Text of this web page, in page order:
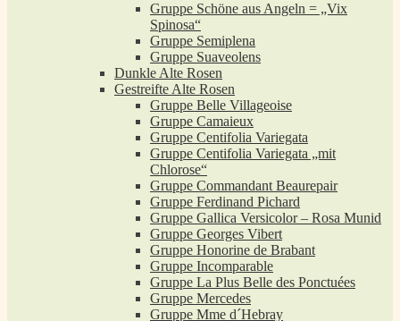
Gruppe Schöne aus Angeln = „Vix
Spinosa“
Gruppe Semiplena
Gruppe Suaveolens
Dunkle Alte Rosen
Gestreifte Alte Rosen
Gruppe Belle Villageoise
Gruppe Camaieux
Gruppe Centifolia Variegata
Gruppe Centifolia Variegata „mit
Chlorose“
Gruppe Commandant Beaurepair
Gruppe Ferdinand Pichard
Gruppe Gallica Versicolor – Rosa Munid
Gruppe Georges Vibert
Gruppe Honorine de Brabant
Gruppe Incomparable
Gruppe La Plus Belle des Ponctuées
Gruppe Mercedes
Gruppe Mme d´Hebray